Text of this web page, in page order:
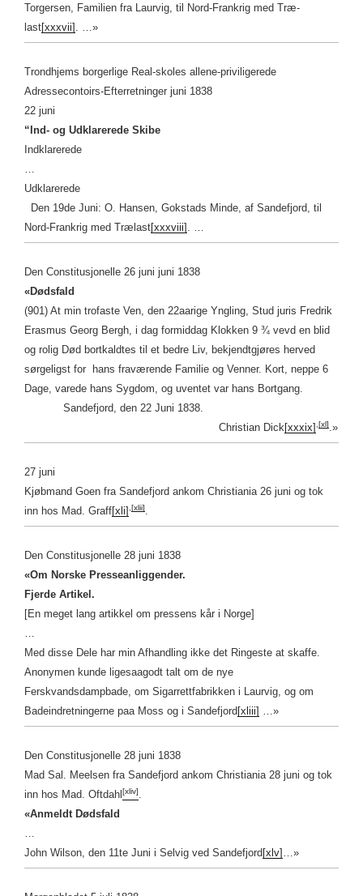
Torgersen, Familien fra Laurvig, til Nord-Frankrig med Træ-
last[xxxvii] . …»
Trondhjems borgerlige Real-skoles allene-priviligerede
Adressecontoirs-Efterretninger juni 1838
22 juni
“Ind- og Udklarerede Skibe
Indklarerede
Udklarerede
Den 19de Juni: O. Hansen, Gokstads Minde, af Sandefjord, til
Nord-Frankrig med Trælast[xxxviii]
Den Constitusjonelle 26 juni juni 1838
«Dødsfald
(901) At min trofaste Ven, den 22aarige Yngling, Stud juris Fredrik
Erasmus Georg Bergh, i dag formiddag Klokken 9 ¾ vevd en blid
og rolig Død bortkaldtes til et bedre Liv, bekjendtgjøres herved
sørgeligst for hans fraværende Familie og Venner. Kort, neppe 6
Dage, varede hans Sygdom, og uventet var hans Bortgang.
Sandefjord, den 22 Juni 1838.
Christian Dick[xxxix] [xl] .»
27 juni
Kjøbmand Goen fra Sandefjord ankom Christiania 26 juni og tok
inn hos Mad. Graff[xli] [xlii]
Den Constitusjonelle 28 juni 1838
«Om Norske Presseanliggender.
Fjerde Artikel.
[En meget lang artikkel om pressens kår i Norge]
Med disse Dele har min Afhandling ikke det Ringeste at skaffe.
Anonymen kunde ligesaagodt talt om de nye
Ferskvandsdampbade, om Sigarrettfabrikken i Laurvig, og om
Badeindretningerne paa Moss og i Sandefjord[xliii] …»
Den Constitusjonelle 28 juni 1838
Mad Sal. Meelsen fra Sandefjord ankom Christiania 28 juni og tok
inn hos Mad. Oftdahl[xliv]
«Anmeldt Dødsfald
John Wilson, den 11te Juni i Selvig ved Sandefjord[xlv] …»